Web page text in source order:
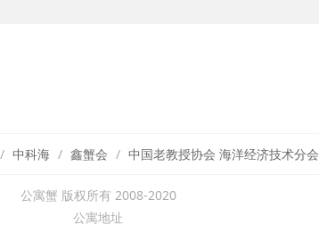
中科海 鑫蟹会 中国老教授协会 海洋经济技术分会
公寓蟹 版权所有 2008-2020
公寓地址